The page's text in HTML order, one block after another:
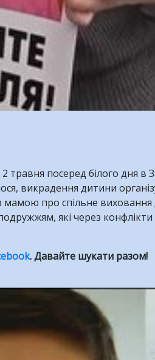
травня посеред білого дня в
викрадення дитини
про спільне виховання
які через
. Давайте шукати разом!